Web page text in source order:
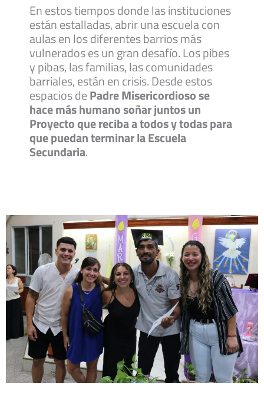
En estos tiempos donde las instituciones
están estalladas, abrir una escuela con
aulas en los diferentes barrios más
vulnerados es un gran desafío. Los pibes
y pibas, las familias, las comunidades
barriales, están en crisis. Desde estos
espacios dePadre Misericordioso se
hace más humano soñar juntos un
Proyecto que reciba a todos y todas para
que puedan terminar la Escuela
Secundaria.